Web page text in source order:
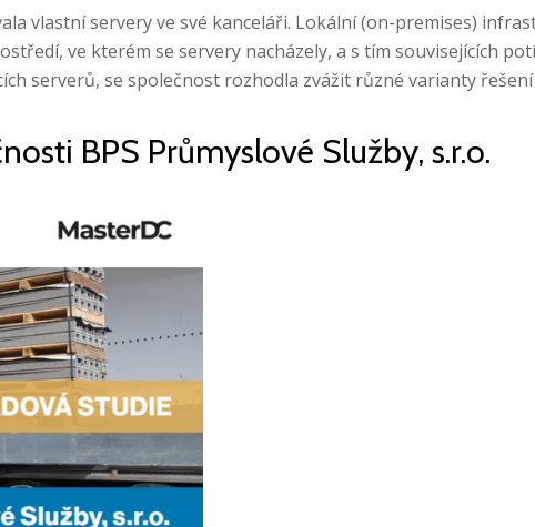
vlastní servery ve své kanceláři. Lokální (on-premises)
ve kterém se servery nacházely, a s tím souvisejících
serverů, se společnost rozhodla zvážit různé varianty
BPS Průmyslové Služby, s.r.o.